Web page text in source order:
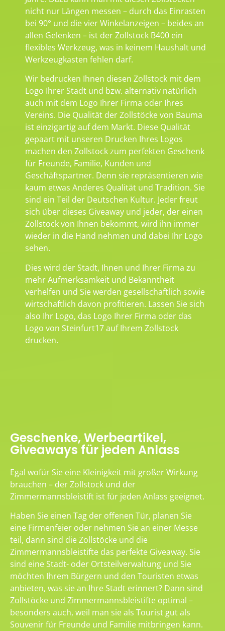
nicht nur Längen messen – durch das Einrasten
bei 90° und die vier Winkelanzeigen – beides an
allen Gelenken – ist der Zollstock B400 ein
flexibles Werkzeug, was in keinem Haushalt und
Werkzeugkasten fehlen darf.
Wir bedrucken Ihnen diesen Zollstock mit dem
Logo Ihrer Stadt und bzw. alternativ natürlich
auch mit dem Logo Ihrer Firma oder Ihres
Vereins. Die Qualität der Zollstöcke von Bauma
ist einzigartig auf dem Markt. Diese Qualität
gepaart mit unseren Drucken Ihres Logos
machen den Zollstock zum perfekten Geschenk
für Freunde, Familie, Kunden und
Geschäftspartner. Denn sie repräsentieren wie
kaum etwas Anderes Qualität und Tradition. Sie
sind ein Teil der Deutschen Kultur. Jeder freut
sich über dieses Giveaway und jeder, der einen
Zollstock von Ihnen bekommt, wird ihn immer
wieder in die Hand nehmen und dabei Ihr Logo
sehen.
Dies wird der Stadt, Ihnen und Ihrer Firma zu
mehr Aufmerksamkeit und Bekanntheit
verhelfen und Sie werden gesellschaftlich sowie
wirtschaftlich davon profitieren. Lassen Sie sich
also Ihr Logo, das Logo Ihrer Firma oder das
Logo von Steinfurt17 auf Ihrem Zollstock
drucken.
Geschenke, Werbeartikel,
Giveaways für jeden Anlass
Egal wofür Sie eine Kleinigkeit mit großer Wirkung
brauchen – der Zollstock und der
Zimmermannsbleistift ist für jeden Anlass geeignet.
Haben Sie einen Tag der offenen Tür, planen Sie
eine Firmenfeier oder nehmen Sie an einer Messe
teil, dann sind die Zollstöcke und die
Zimmermannsbleistifte das perfekte Giveaway. Sie
sind eine Stadt- oder Ortsteilverwaltung und Sie
möchten Ihrem Bürgern und den Touristen etwas
anbieten, was sie an Ihre Stadt erinnert? Dann sind
Zollstöcke und Zimmermannsbleistifte optimal –
besonders auch, weil man sie als Tourist gut als
Souvenir für Freunde und Familie mitbringen kann.